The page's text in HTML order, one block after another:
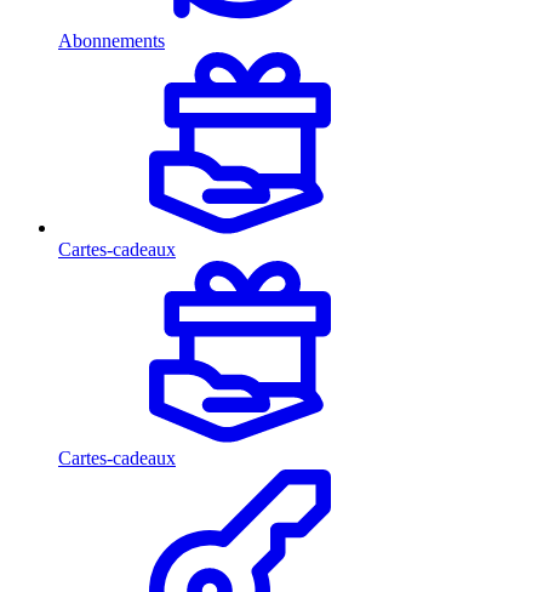
Abonnements
Cartes-cadeaux
Cartes-cadeaux